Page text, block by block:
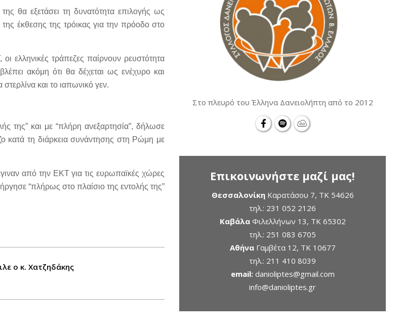
θα εξετάσει τη δυνατότητα επιλογής ως
έκθεσης της τρόικας για την πρόοδο στο
ελληνικές τράπεζες παίρνουν ρευστότητα
ακόμη ότι θα δέχεται ως ενέχυρο και
και το ιαπωνικό γεν.
της” και με “πλήρη ανεξαρτησία”, δήλωσε
τη διάρκεια συνάντησης στη Ρώμη με
από την ΕΚΤ για τις ευρωπαϊκές χώρες
“πλήρως στο πλαίσιο της εντολής της”
ο κ. Χατζηδάκης
Στο πλευρό του Έλληνα Δανειολήπτη από το 2012
Επικοινωνήστε μαζί μας!
ΘεσσαλονίκηΚαρατάσου 7, TK 54626
τηλ.: 231 052 2126
ΚαβάλαΦιλελλήνων 13, ΤΚ 65302
τηλ.: 251 083 6705
ΑθήναΓαμβέτα 12, ΤΚ 10677
τηλ.: 211 410 8039
email: danioliptes@gmail.com
info@danioliptes.gr